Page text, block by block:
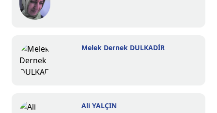
Melek Dernek DULKADİR
Ali YALÇIN